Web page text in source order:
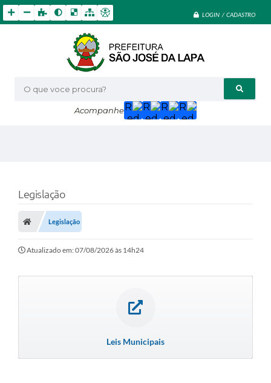
LOGIN / CADASTRO
O que voce procura?
Acompanhe
Legislação
Legislação
Atualizado em: 07/08/2026 às 14h24
Leis Municipais